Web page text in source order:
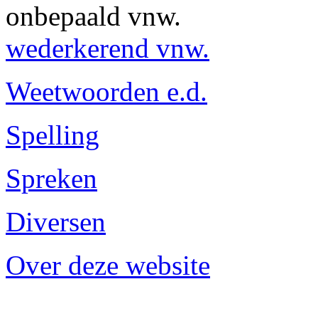
onbepaald vnw.
wederkerend vnw.
Weetwoorden e.d.
Spelling
Spreken
Diversen
Over deze website